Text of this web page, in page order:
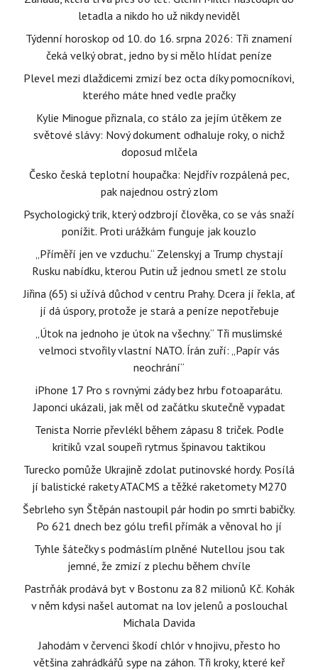
letadla a nikdo ho už nikdy neviděl
Týdenní horoskop od 10. do 16. srpna 2026: Tři znamení
čeká velký obrat, jedno by si mělo hlídat peníze
Plevel mezi dlaždicemi zmizí bez octa díky pomocníkovi,
kterého máte hned vedle pračky
Kylie Minogue přiznala, co stálo za jejím útěkem ze
světové slávy: Nový dokument odhaluje roky, o nichž
doposud mlčela
Česko česká teplotní houpačka: Nejdřív rozpálená pec,
pak najednou ostrý zlom
Psychologický trik, který odzbrojí člověka, co se vás snaží
ponížit. Proti urážkám funguje jak kouzlo
„Příměří jen ve vzduchu.“ Zelenskyj a Trump chystají
Rusku nabídku, kterou Putin už jednou smetl ze stolu
Jiřina (65) si užívá důchod v centru Prahy. Dcera jí řekla, ať
jí dá úspory, protože je stará a peníze nepotřebuje
„Útok na jednoho je útok na všechny.“ Tři muslimské
velmoci stvořily vlastní NATO. Írán zuří: „Papír vás
neochrání“
iPhone 17 Pro s rovnými zády bez hrbu fotoaparátu.
Japonci ukázali, jak měl od začátku skutečně vypadat
Tenista Norrie převlékl během zápasu 8 triček. Podle
kritiků vzal soupeři rytmus špinavou taktikou
Turecko pomůže Ukrajině zdolat putinovské hordy. Posílá
jí balistické rakety ATACMS a těžké raketomety M270
Šebrleho syn Štěpán nastoupil pár hodin po smrti babičky.
Po 621 dnech bez gólu trefil přímák a věnoval ho jí
Tyhle šátečky s podmáslím plněné Nutellou jsou tak
jemné, že zmizí z plechu během chvíle
Pastrňák prodává byt v Bostonu za 82 milionů Kč. Kohák
v něm kdysi našel automat na lov jelenů a poslouchal
Michala Davida
Jahodám v červenci škodí chlór v hnojivu, přesto ho
většina zahrádkářů sype na záhon. Tři kroky, které keř